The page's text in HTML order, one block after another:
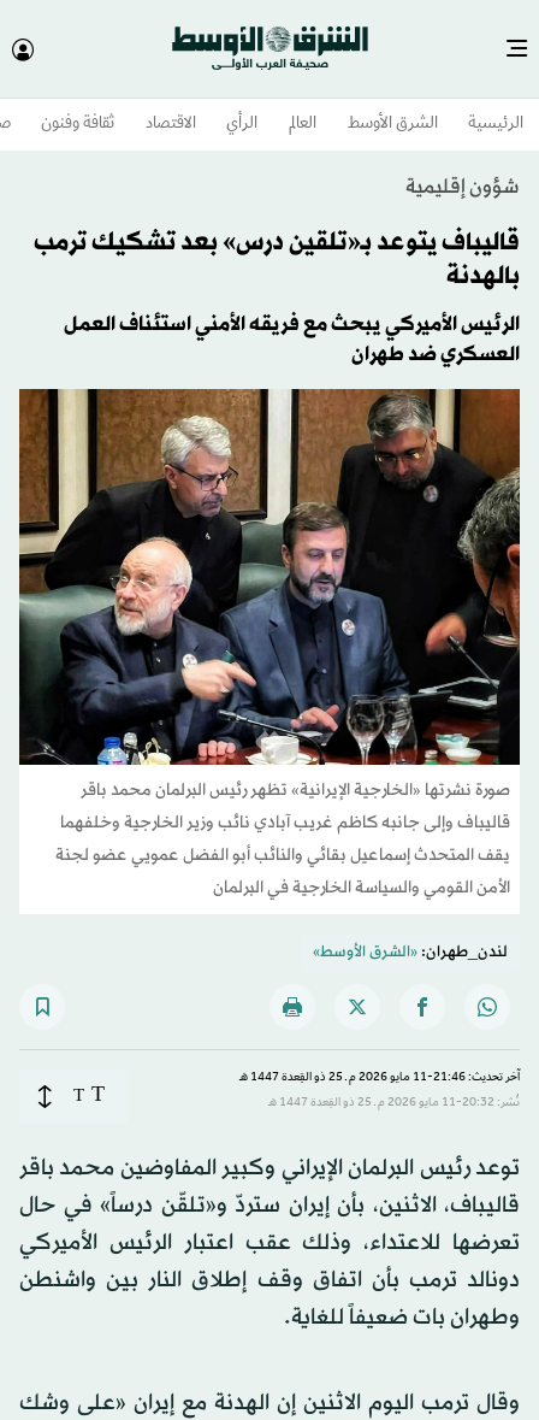
الرئيسية الشرق الأوسط​ العالم الرأي الاقتصاد ثقافة وفنون
شؤون إقليمية
قاليباف يتوعد بـ«تلقين درس» بعد تشكيك ترمب
بالهدنة
الرئيس الأميركي يبحث مع فريقه الأمني استئناف العمل
العسكري ضد طهران
صورة نشرتها «الخارجية الإيرانية» تظهر رئيس البرلمان محمد باقر
قاليباف وإلى جانبه كاظم غريب آبادي نائب وزير الخارجية وخلفهما
يقف المتحدث إسماعيل بقائي والنائب أبو الفضل عمويي عضو لجنة
الأمن القومي والسياسة الخارجية في البرلمان
لندن_طهران:«الشرق الأوسط»
آخر تحديث: 21:46-11 مايو 2026 م ـ 25 ذو القِعدة 1447 هـ
نُشر: 20:32-11 مايو 2026 م ـ 25 ذو القِعدة 1447 هـ
T
T
توعد رئيس البرلمان الإيراني وكبير المفاوضين محمد باقر
قاليباف، الاثنين، بأن إيران ستردّ و«تلقّن درساً» في حال
تعرضها للاعتداء، وذلك عقب اعتبار الرئيس الأميركي
دونالد ترمب بأن اتفاق وقف إطلاق النار بين واشنطن
وطهران بات ضعيفاً للغاية.
وقال ترمب اليوم الاثنين إن الهدنة مع إيران «على وشك